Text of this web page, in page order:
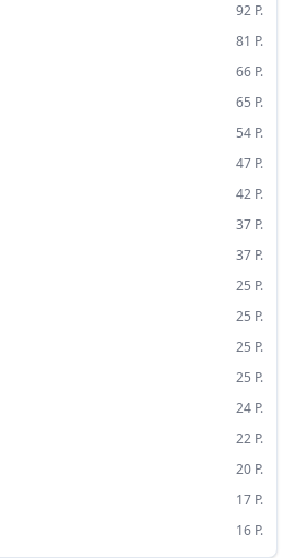
92 P.
81 P.
66 P.
65 P.
54 P.
47 P.
42 P.
37 P.
37 P.
25 P.
25 P.
25 P.
25 P.
24 P.
22 P.
20 P.
17 P.
16 P.